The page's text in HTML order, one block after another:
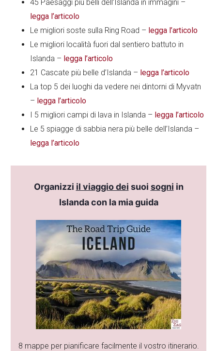
45 Paesaggi più belli dell’Islanda in immagini –
legga l’articolo
Le migliori soste sulla Ring Road – legga l’articolo
Le migliori località fuori dal sentiero battuto in
Islanda – legga l’articolo
21 Cascate più belle d’Islanda – legga l’articolo
La top 5 dei luoghi da vedere nei dintorni di Myvatn
– legga l’articolo
I 5 migliori campi di lava in Islanda – legga l’articolo
Le 5 spiagge di sabbia nera più belle dell’Islanda –
legga l’articolo
Organizzi il viaggio dei suoi sogni in
Islanda con la mia guida
8 mappe per pianificare facilmente il vostro itinerario.